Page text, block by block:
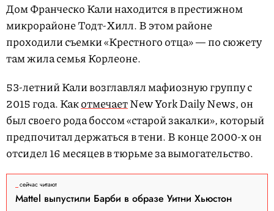
Дом Франческо Кали находится в престижном
микрорайоне Тодт-Хилл. В этом районе
проходили съемки «Крестного отца» — по сюжету
там жила семья Корлеоне.
53-летний Кали возглавлял мафиозную группу с
2015 года. КакотмечаетNew York Daily News, он
был своего рода боссом «старой закалки», который
предпочитал держаться в тени. В конце 2000-х он
отсидел 16 месяцев в тюрьме за вымогательство.
сейчас читают
Mattel выпустили Барби в образе Уитни Хьюстон